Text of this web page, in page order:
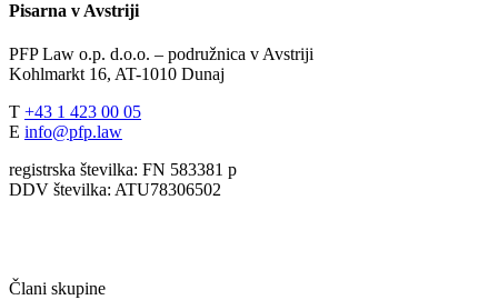
Pisarna v Avstriji
PFP Law o.p. d.o.o. – podružnica v Avstriji
Kohlmarkt 16, AT-1010 Dunaj
T +43 1 423 00 05
E info@pfp.law
registrska številka: FN 583381 p
DDV številka: ATU78306502
Člani skupine